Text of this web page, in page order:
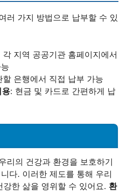
러 가지 방법으로 납부할 수 있
각 지역 공공기관 홈페이지에서
할 은행에서 직접 납부 가능
용: 현금 및 카드로 간편하게 납
리의 건강과 환경을 보호하기
다. 이러한 제도를 통해 우리
강한 삶을 영위할 수 있어요. 환